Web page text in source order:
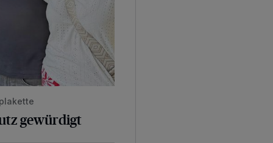
gewürdigt